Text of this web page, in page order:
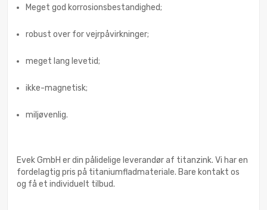
Meget god korrosionsbestandighed;
robust over for vejrpåvirkninger;
meget lang levetid;
ikke-magnetisk;
miljøvenlig.
Evek GmbH er din pålidelige leverandør af titanzink. Vi har en
fordelagtig pris på titaniumfladmateriale. Bare kontakt os
og få et individuelt tilbud.